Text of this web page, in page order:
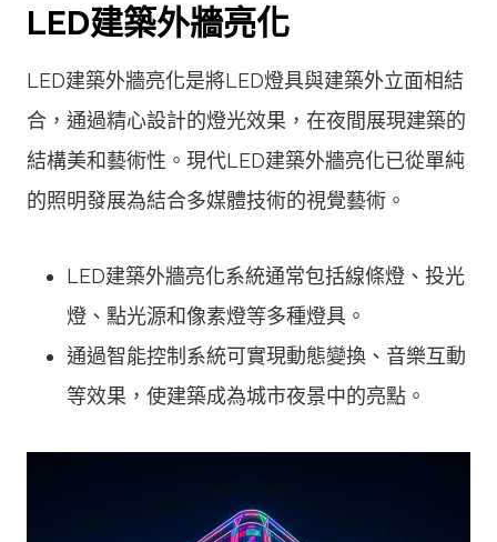
LED建築外牆亮化
LED建築外牆亮化是將LED燈具與建築外立面相結
合，通過精心設計的燈光效果，在夜間展現建築的
結構美和藝術性。現代LED建築外牆亮化已從單純
的照明發展為結合多媒體技術的視覺藝術。
LED建築外牆亮化系統通常包括線條燈、投光
燈、點光源和像素燈等多種燈具。
通過智能控制系統可實現動態變換、音樂互動
等效果，使建築成為城市夜景中的亮點。